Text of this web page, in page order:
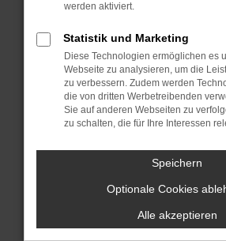
Überprüfe deine Firewall
Laden andere Webseiten, zum
Suchmaschine?
Prüfe deine
Manche Erweiterungen, wie
können das Laden bestimmter
anderen Browser oder in einem
Starte dein Gerät neu.
Das kann manchmal helfen,
Probleme zu beheben.
werden aktiviert.
Statistik und Marketing
Diese Technologien ermöglichen es
Webseite zu analysieren, um die
zu verbessern. Zudem werden
die von dritten Werbetreibenden
Sie auf anderen Webseiten zu
zu schalten, die für Ihre Interessen
Speichern
Optionale Cookies
Alle akzeptieren